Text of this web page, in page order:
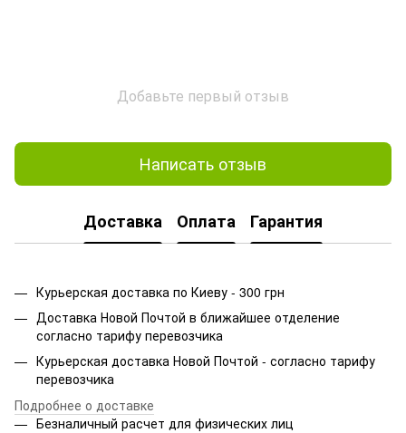
Добавьте первый отзыв
Написать отзыв
Доставка Оплата Гарантия
Курьерская доставка по Киеву - 300 грн
Доставка Новой Почтой в ближайшее отделение
согласно тарифу перевозчика
Курьерская доставка Новой Почтой - согласно тарифу
перевозчика
Подробнее о доставке
Безналичный расчет для физических лиц